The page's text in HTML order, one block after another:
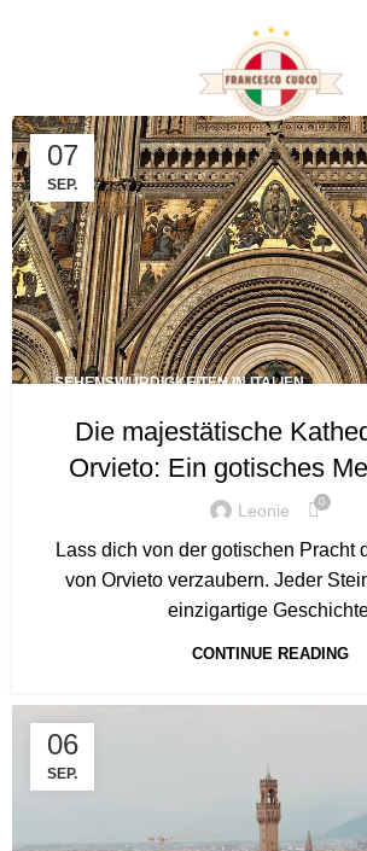
Tag Archives:
07
SEP.
SEHENSWÜRDIGKEITEN IN ITALIEN
Die majestätische
Orvieto: Ein gotisches
Leonie 0
Lass dich von der gotischen Pracht
von Orvieto verzaubern. Jeder
einzigartige
CONTINUE READING
06
SEP.